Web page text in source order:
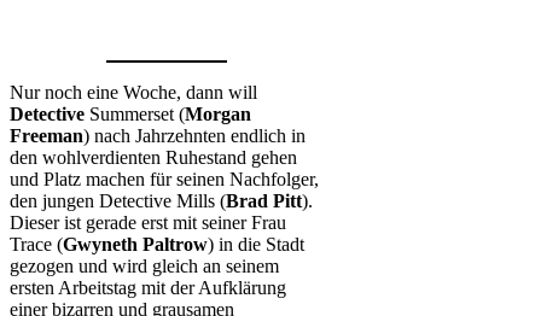
Nur noch eine Woche, dann will
Detective Summerset (Morgan
Freeman) nach Jahrzehnten endlich in
den wohlverdienten Ruhestand gehen
und Platz machen für seinen Nachfolger,
den jungen Detective Mills (Brad Pitt).
Dieser ist gerade erst mit seiner Frau
Trace (Gwyneth Paltrow) in die Stadt
gezogen und wird gleich an seinem
ersten Arbeitstag mit der Aufklärung
einer bizarren und grausamen